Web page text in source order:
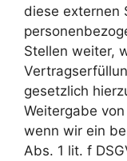
diese externen
Stellen weiter,
gesetzlich
Weitergabe
wenn wir ein
Abs. 1 lit. f